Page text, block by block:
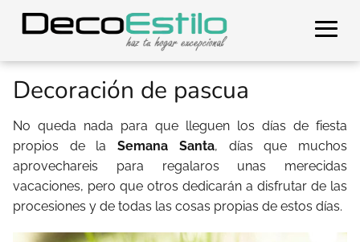
Decoración de pascua
No queda nada para que lleguen los días de fiesta
propios de laSemana Santa, días que muchos
aprovechareis para regalaros unas merecidas
vacaciones, pero que otros dedicarán a disfrutar de las
procesiones y de todas las cosas propias de estos días.